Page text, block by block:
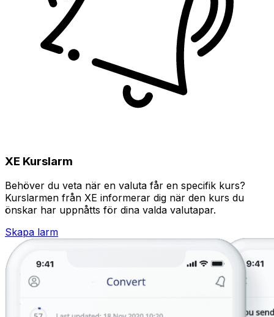
XE Kurslarm
Behöver du veta när en valuta får en specifik kurs?
Kurslarmen från XE informerar dig när den kurs du
önskar har uppnåtts för dina valda valutapar.
Skapa larm